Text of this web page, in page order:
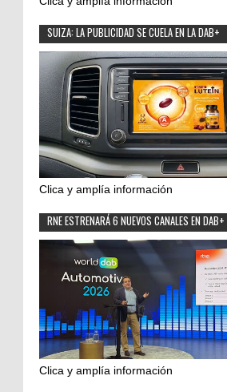
SUIZA: LA PUBLICIDAD SE CUELA EN LA DAB+
Clica y amplía información
RNE ESTRENARÁ 6 NUEVOS CANALES EN DAB+
Clica y amplía información